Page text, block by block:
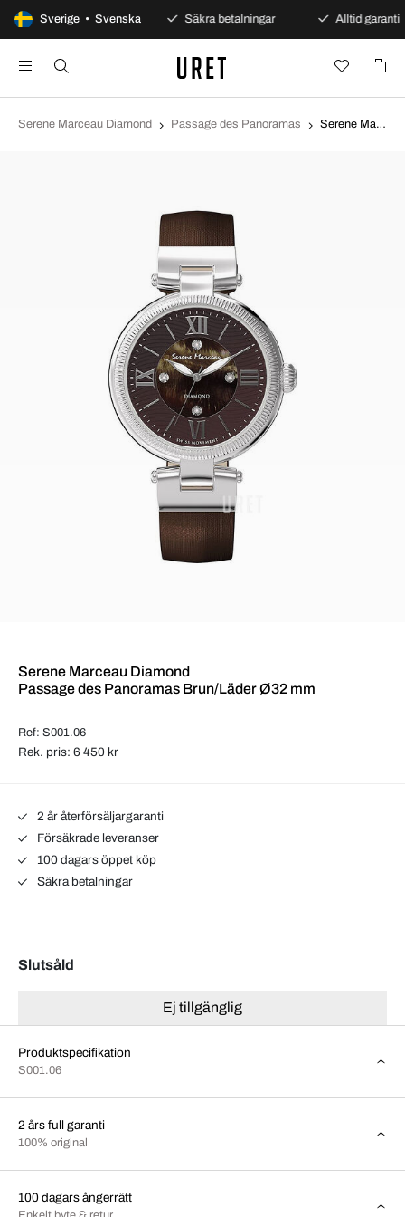
Sverige • Svenska
100 dagars öppet köp Säkra betalningar Alltid garanti
Serene Marceau Diamond Passage des Panoramas Serene Marceau Diamond Passage des Panoramas Brun/Läder Ø32 mm S001.06
Serene Marceau Diamond
Passage des Panoramas Brun/Läder Ø32 mm
Ref: S001.06
Rek. pris: 6 450 kr
2 år återförsäljargaranti
Försäkrade leveranser
100 dagars öppet köp
Säkra betalningar
Slutsåld
Ej tillgänglig
Produktspecifikation
S001.06
2 års full garanti
100% original
100 dagars ångerrätt